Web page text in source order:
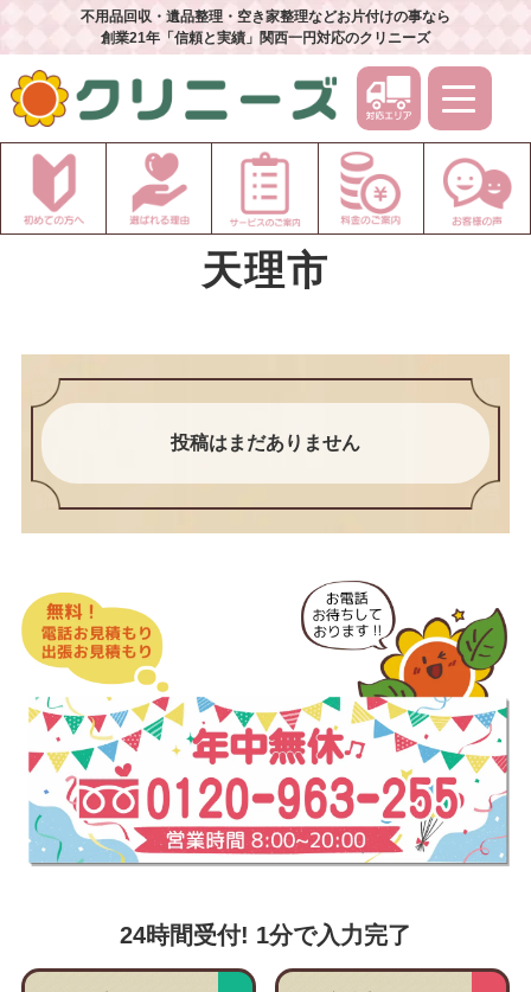
不用品回収・遺品整理・空き家整理などお片付けの事なら
創業21年「信頼と実績」関西一円対応のクリニーズ
天理市
投稿はまだありません
24時間受付! 1分で入力完了